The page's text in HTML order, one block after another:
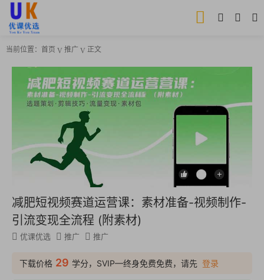
当前位置： 首页 推广 正文
减肥短视频赛道运营课：素材准备-视频制作-
引流变现全流程 (附素材)
优课优选 推广 推广
下载价格 29 学分，SVIP—终身免费免费，请先 登录